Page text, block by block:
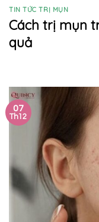
TIN TỨC TRỊ MỤN
Cách trị mụn
quả
07
Th12